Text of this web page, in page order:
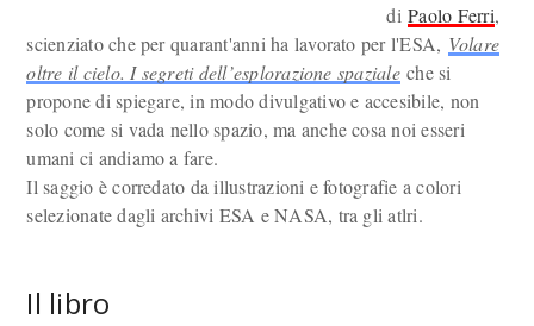
diPaolo Ferri,
scienziato che per quarant'anni ha lavorato per l'ESA, Volare
oltre il cielo. I segreti dell’esplorazione spazialeche si
propone di spiegare, in modo divulgativo e accesibile, non
solo come si vada nello spazio, ma anche cosa noi esseri
umani ci andiamo a fare.
Il saggio è corredato da illustrazioni e fotografie a colori
selezionate dagli archivi ESA e NASA, tra gli atlri.
Il libro